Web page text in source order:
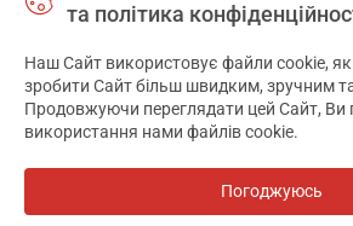
ПЕРЕД ЗАСТОСУВАННЯМ ПРЕПАРАТУ
ТОВ «АПТЕКА 911.ЮА» Код
Відмова від
© 2014-2026. Медична інформаційна
та політика
Наш Сайт використовує файли cookie,
зробити Сайт більш швидким, зручним
Продовжуючи переглядати цей Сайт, Ви
використання нами файлів cookie.
Погоджуюсь